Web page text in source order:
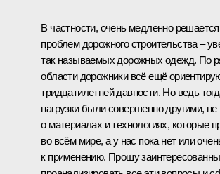
В частности, очень медленно
проблем дорожного строительства –
так называемых дорожных одежд. По
области дорожники всё ещё
тридцатилетней давности. Но ведь
нагрузки были совершенно другими, не
о материалах и технологиях, которые
во всём мире, а у нас пока нет или
к применению. Прошу